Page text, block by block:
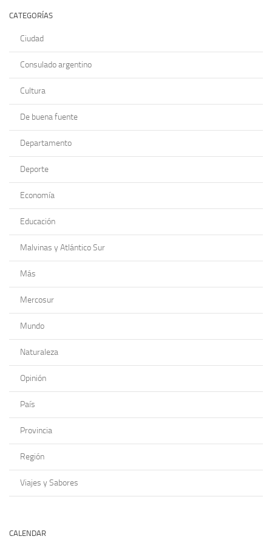
CATEGORÍAS
Ciudad
Consulado argentino
Cultura
De buena fuente
Departamento
Deporte
Economía
Educación
Malvinas y Atlántico Sur
Más
Mercosur
Mundo
Naturaleza
Opinión
País
Provincia
Región
Viajes y Sabores
CALENDAR